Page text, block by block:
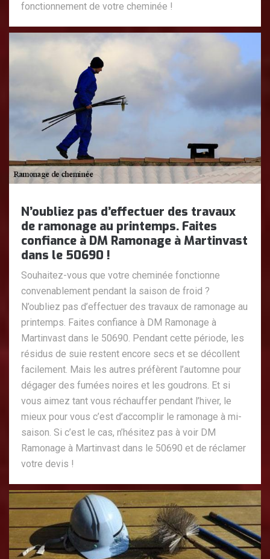
fonctionnement de votre cheminée !
N’oubliez pas d’effectuer des travaux
de ramonage au printemps. Faites
confiance à DM Ramonage à Martinvast
dans le 50690 !
Souhaitez-vous que votre cheminée fonctionne
convenablement pendant la saison de froid ?
N’oubliez pas d’effectuer des travaux de ramonage au
printemps. Faites confiance à DM Ramonage à
Martinvast dans le 50690. Pendant cette période, les
résidus de suie restent encore secs et se décollent
facilement. Mais les autres préfèrent l’automne pour
dégager des fumées noires et les goudrons. Et si
vous aimez tant vous réchauffer pendant l’hiver, le
mieux pour vous c’est d’accomplir le ramonage à mi-
saison. Si c’est le cas, n’hésitez pas à voir DM
Ramonage à Martinvast dans le 50690 et de réclamer
votre devis !